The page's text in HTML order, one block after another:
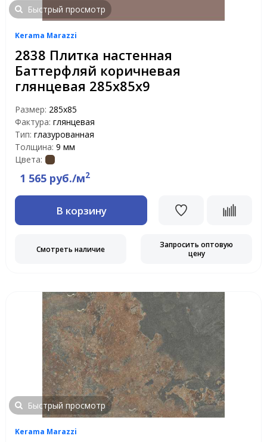
Быстрый просмотр
Kerama Marazzi
2838 Плитка настенная
Баттерфляй коричневая
глянцевая 285х85х9
Размер: 285х85
Фактура: глянцевая
Тип: глазурованная
Толщина: 9 мм
Цвета:
1 565 руб./м2
В корзину
Смотреть наличие
Запросить оптовую
цену
Быстрый просмотр
Kerama Marazzi